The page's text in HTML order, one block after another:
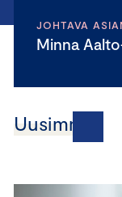
JOHTAVA
Minna
Uusimmat